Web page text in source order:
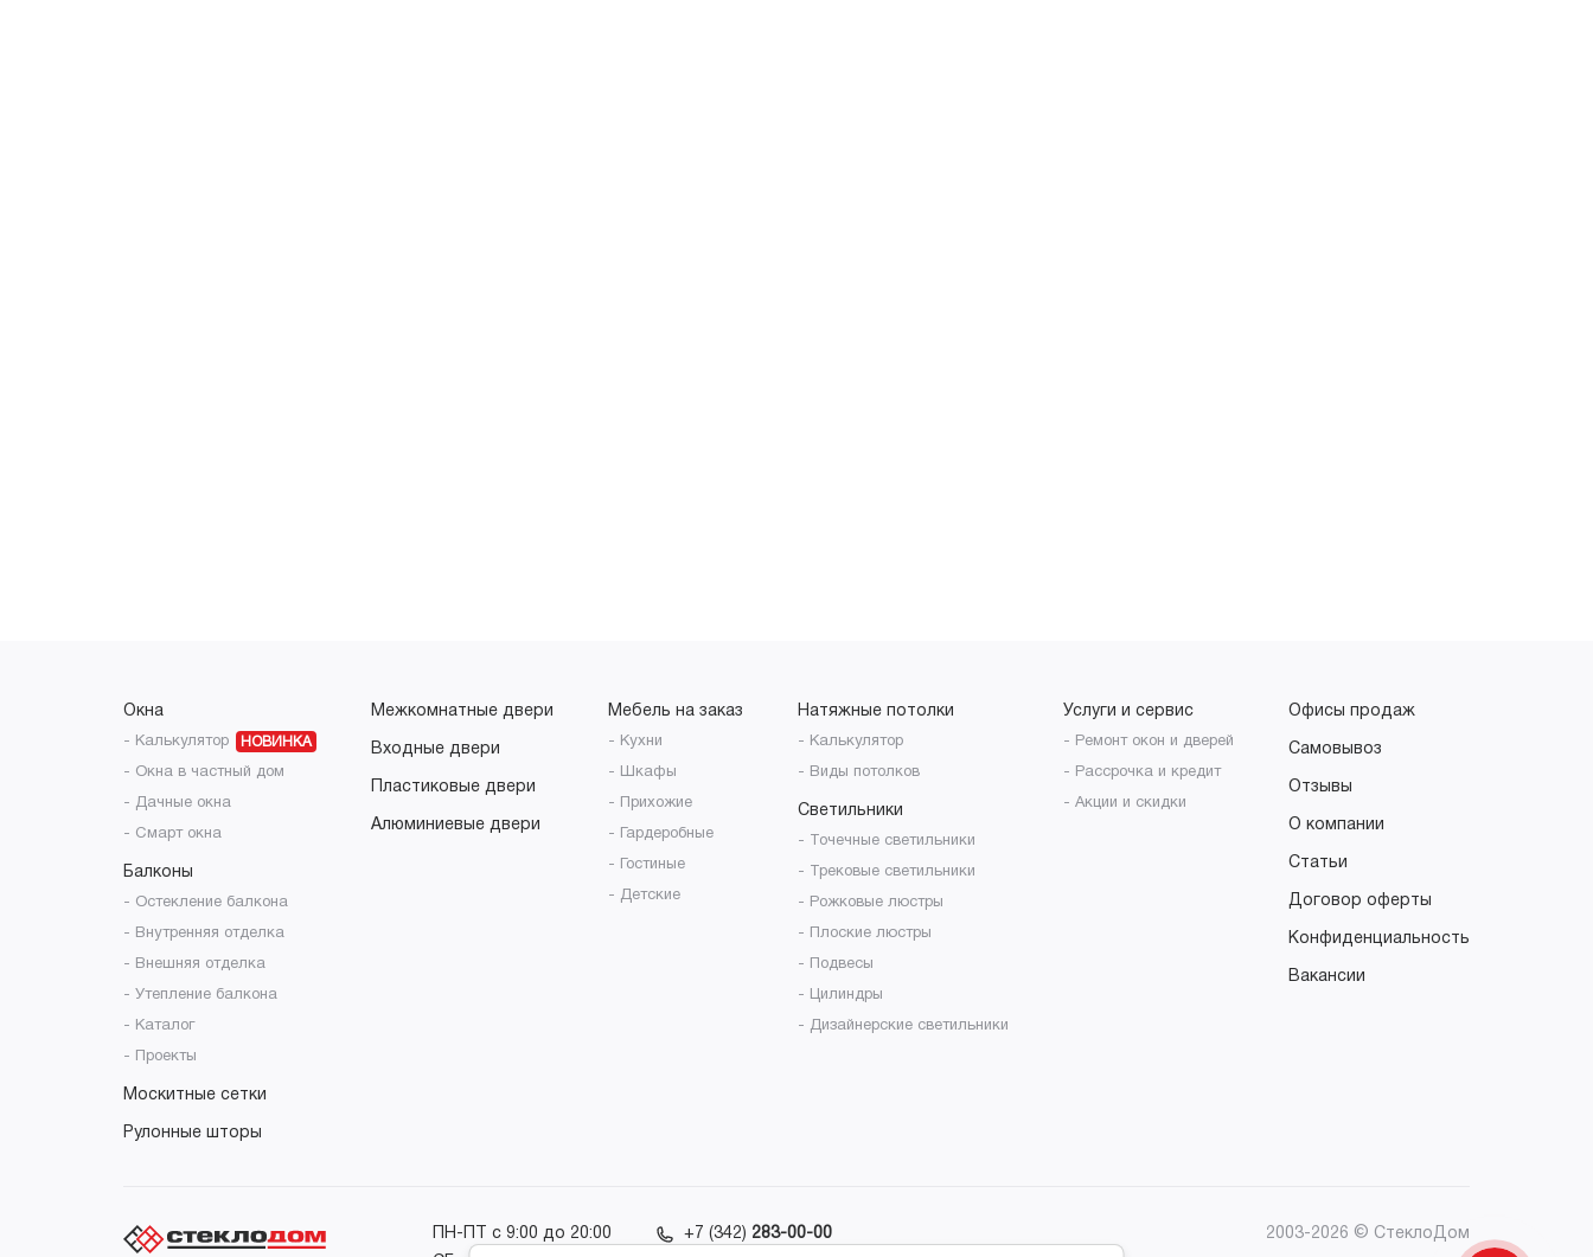
Окна
- Калькулятор НОВИНКА
- Окна в частный дом
- Дачные окна
- Смарт окна
Балконы
- Остекление балкона
- Внутренняя отделка
- Внешняя отделка
- Утепление балкона
- Каталог
- Проекты
Москитные сетки
Рулонные шторы
Межкомнатные двери
Входные двери
Пластиковые двери
Алюминиевые двери
Мебель на заказ
- Кухни
- Шкафы
- Прихожие
- Гардеробные
- Гостиные
- Детские
Натяжные потолки
- Калькулятор
- Виды потолков
Светильники
- Точечные светильники
- Трековые светильники
- Рожковые люстры
- Плоские люстры
- Подвесы
- Цилиндры
- Дизайнерские светильники
Услуги и сервис
- Ремонт окон и дверей
- Рассрочка и кредит
- Акции и скидки
Офисы продаж
Самовывоз
Отзывы
О компании
Статьи
Договор оферты
Конфиденциальность
Вакансии
ПН-ПТ с 9:00 до 20:00
+7 (342) 283-00-00 2003-2026 © СтеклоДом